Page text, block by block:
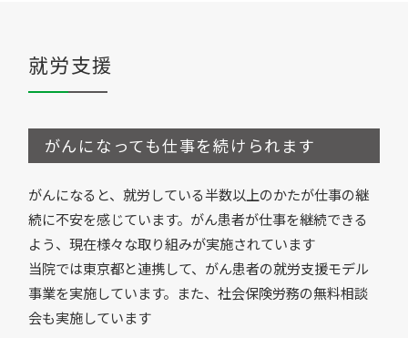
就労支援
がんになっても仕事を続けられます
がんになると、就労している半数以上のかたが仕事の継
続に不安を感じています。がん患者が仕事を継続できる
よう、現在様々な取り組みが実施されています
当院では東京都と連携して、がん患者の就労支援モデル
事業を実施しています。また、社会保険労務の無料相談
会も実施しています